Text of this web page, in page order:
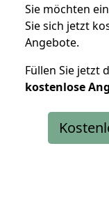
Sie möchten
Sie sich jetzt
Angebote.
Füllen Sie jetzt
kostenlose